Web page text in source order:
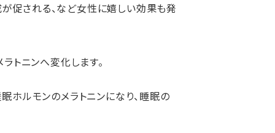
促される、など女性に嬉しい効果も発
トニンへ変化します。
ホルモンのメラトニンになり、睡眠の